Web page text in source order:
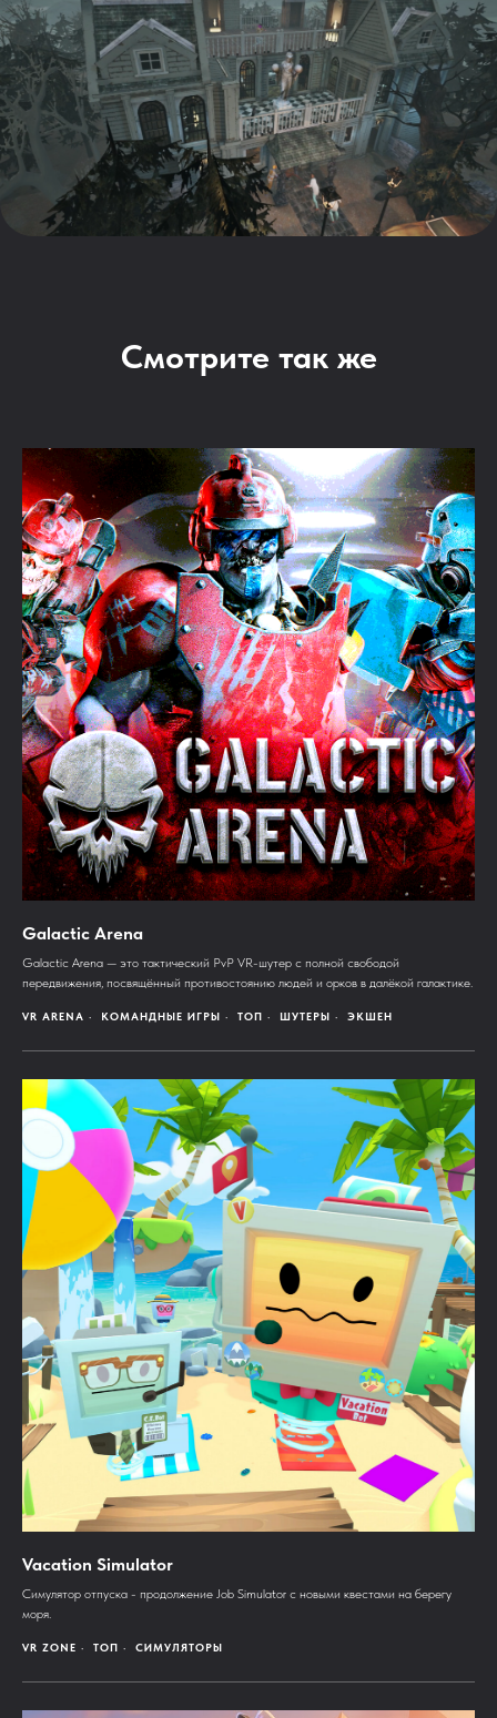
Смотрите так же
Galactic Arena
Galactic Arena — это тактический PvP VR-шутер с полной свободой
передвижения, посвящённый противостоянию людей и орков в далёкой галактике.
VR ARENA КОМАНДНЫЕ ИГРЫ ТОП ШУТЕРЫ ЭКШЕН
Vacation Simulator
Симулятор отпуска - продолжение Job Simulator с новыми квестами на берегу
моря.
VR ZONE ТОП СИМУЛЯТОРЫ